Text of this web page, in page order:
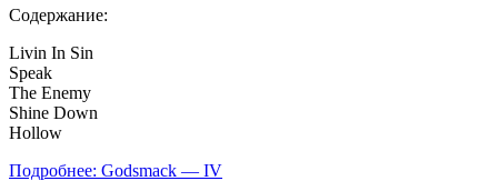
Содержание:
Livin In Sin
Speak
The Enemy
Shine Down
Hollow
Подробнее: Godsmack — IV